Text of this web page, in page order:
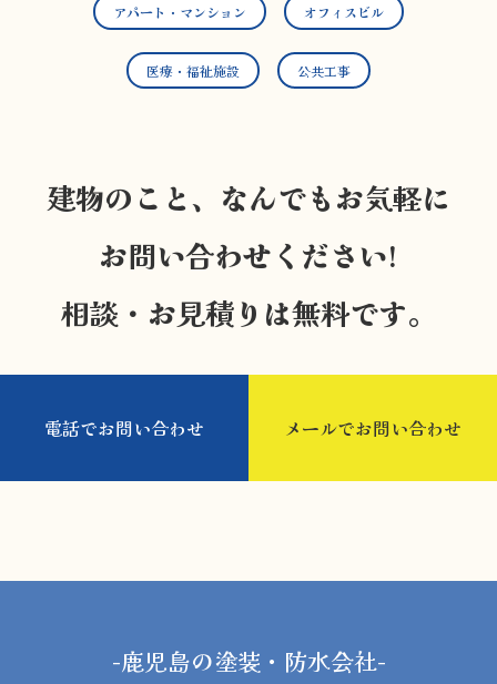
アパート・マンション オフィスビル
医療・福祉施設 公共工事
建物のこと、なんでもお気軽に
お問い合わせください!
相談・お見積りは無料です。
電話でお問い合わせ メールでお問い合わせ
-鹿児島の塗装・防水会社-